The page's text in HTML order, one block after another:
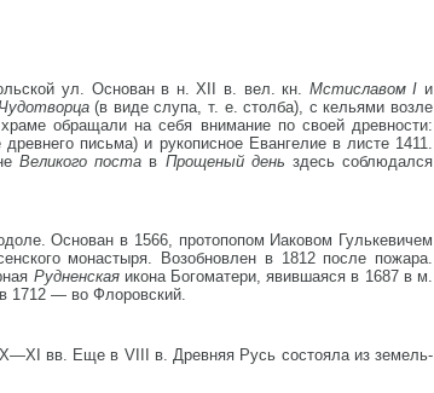
ул. Основан в н. XII в. вел. кн. Мстиславом I и
(в виде слупа, т. е. столба), с кельями возле
обращали на себя внимание по своей древности:
письма) и рукописное Евангелие в листе 1411.
Великого поста в Прощеный день здесь соблюдался
Основан в 1566, протопопом Иаковом Гулькевичем
монастыря. Возобновлен в 1812 после пожара.
Рудненская икона Богоматери, явившаяся в 1687 в м.
1712 — во Флоровский.
вв. Еще в VIII в. Древняя Русь состояла из земель-